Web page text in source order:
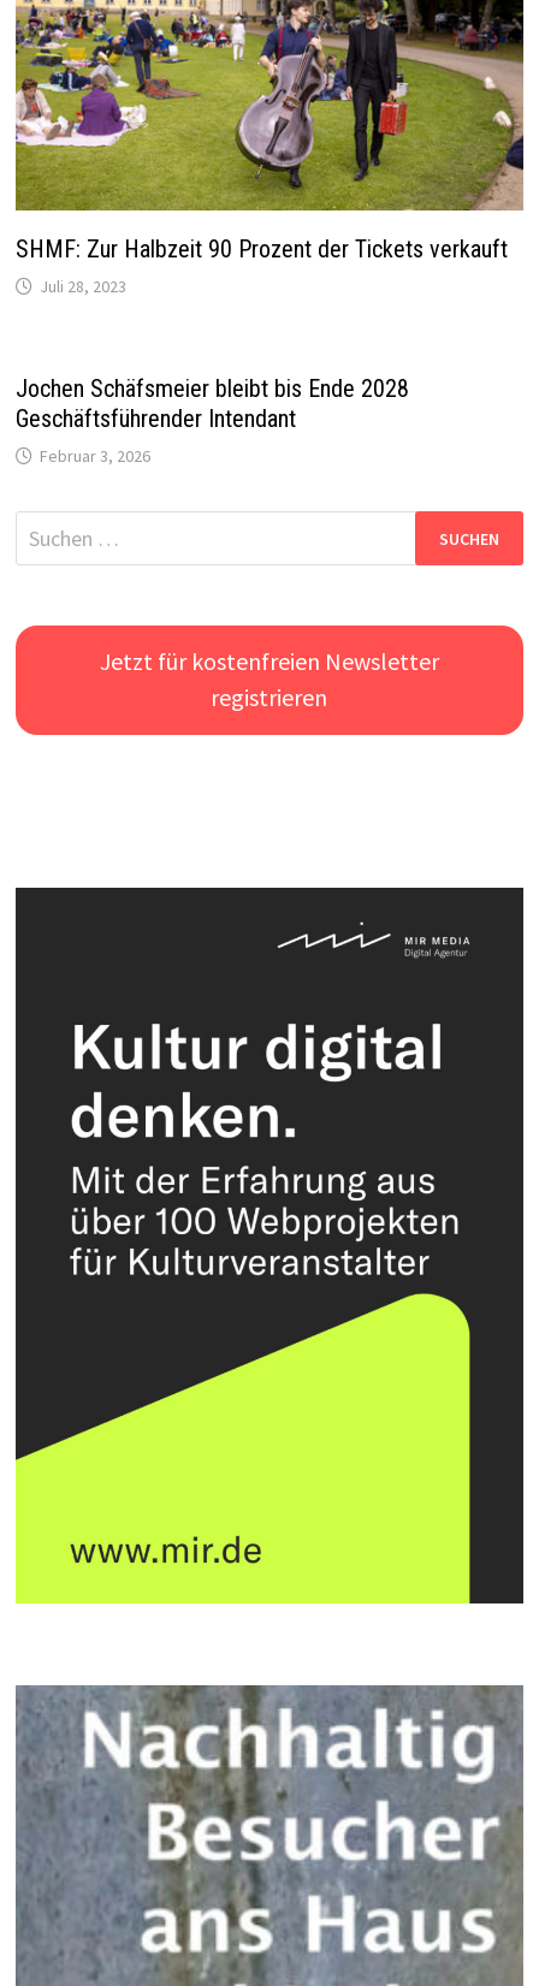
SHMF: Zur Halbzeit 90 Prozent der Tickets verkauft
Juli 28, 2023
Jochen Schäfsmeier bleibt bis Ende 2028
Geschäftsführender Intendant
Februar 3, 2026
Suchen
nach:
Jetzt für kostenfreien Newsletter
registrieren